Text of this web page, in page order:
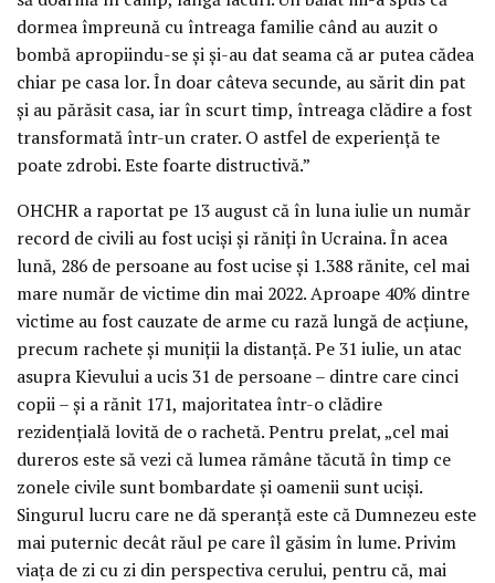
dormea împreună cu întreaga familie când au auzit o
bombă apropiindu-se și și-au dat seama că ar putea cădea
chiar pe casa lor. În doar câteva secunde, au sărit din pat
și au părăsit casa, iar în scurt timp, întreaga clădire a fost
transformată într-un crater. O astfel de experiență te
poate zdrobi. Este foarte distructivă.”
OHCHR a raportat pe 13 august că în luna iulie un număr
record de civili au fost uciși și răniți în Ucraina. În acea
lună, 286 de persoane au fost ucise și 1.388 rănite, cel mai
mare număr de victime din mai 2022. Aproape 40% dintre
victime au fost cauzate de arme cu rază lungă de acțiune,
precum rachete și muniții la distanță. Pe 31 iulie, un atac
asupra Kievului a ucis 31 de persoane – dintre care cinci
copii – și a rănit 171, majoritatea într-o clădire
rezidențială lovită de o rachetă. Pentru prelat, „cel mai
dureros este să vezi că lumea rămâne tăcută în timp ce
zonele civile sunt bombardate și oamenii sunt uciși.
Singurul lucru care ne dă speranță este că Dumnezeu este
mai puternic decât răul pe care îl găsim în lume. Privim
viața de zi cu zi din perspectiva cerului, pentru că, mai